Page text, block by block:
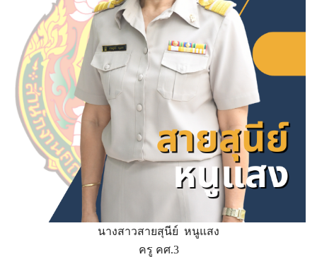
นางสาวสายสุนีย์ หนูแสง
ครู คศ.3